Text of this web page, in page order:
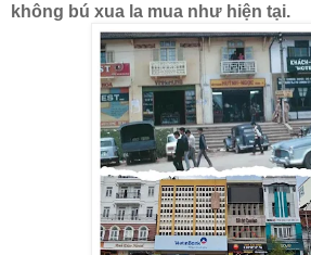
không bú xua la mua như hiện tại.